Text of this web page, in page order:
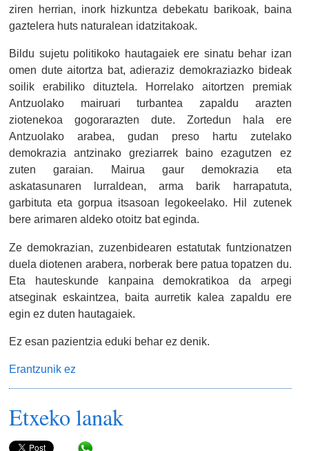
ziren herrian, inork hizkuntza debekatu barikoak, baina
gaztelera huts naturalean idatzitakoak.
Bildu sujetu politikoko hautagaiek ere sinatu behar izan
omen dute aitortza bat, adieraziz demokraziazko bideak
soilik erabiliko dituztela. Horrelako aitortzen premiak
Antzuolako mairuari turbantea zapaldu arazten
ziotenekoa gogorarazten dute. Zortedun hala ere
Antzuolako arabea, gudan preso hartu zutelako
demokrazia antzinako greziarrek baino ezagutzen ez
zuten garaian. Mairua gaur demokrazia eta
askatasunaren lurraldean, arma barik harrapatuta,
garbituta eta gorpua itsasoan legokeelako. Hil zutenek
bere arimaren aldeko otoitz bat eginda.
Ze demokrazian, zuzenbidearen estatutak funtzionatzen
duela diotenen arabera, norberak bere patua topatzen du.
Eta hauteskunde kanpaina demokratikoa da arpegi
atseginak eskaintzea, baita aurretik kalea zapaldu ere
egin ez duten hautagaiek.
Ez esan pazientzia eduki behar ez denik.
Erantzunik ez
Etxeko lanak